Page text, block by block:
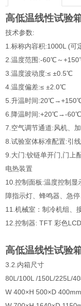
高低温线性试验
技术参数:
1.标称内容积:1000L (可
2.温度范围:-60℃～
3.温度波动度:≤ ±0.5℃
4.温度偏差:≤ ±2.0℃
5.升温时间
6.降温时间:+20℃→-
7.空气调节通道:风机、
8.试验室体标准配置:引
9.大门:铰链单开门,门上
电热装置
10.控制面板:温度控制显
障指示灯、蜂鸣器、急
11.机械室：制冷机组、
12.控制器: TFT 彩色
高低温线性试验
3.2.内箱尺寸
80L/100L /150L/225L/
W 400×H 500×D